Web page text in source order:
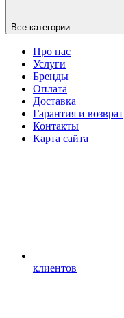
Все категории
Про нас
Услуги
Бренды
Оплата
Доставка
Гарантия и возврат
Контакты
Карта сайта
клиентов